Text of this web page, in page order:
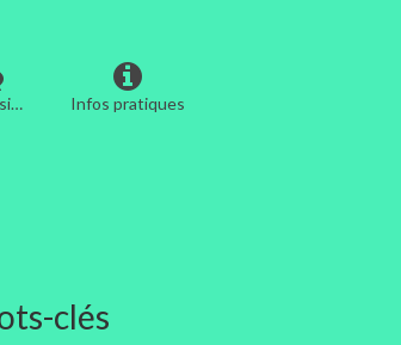
Infos pratiques
clés